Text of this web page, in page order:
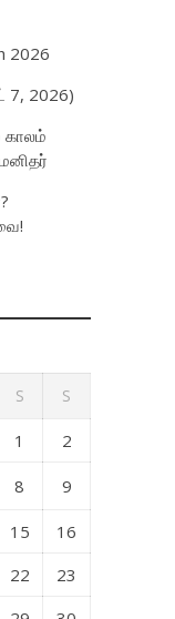
2026
7, 2026)
காலம்
S S
1 2
8 9
15
16
22
23